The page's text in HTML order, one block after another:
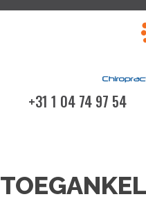
+31 1 04 74 97 54